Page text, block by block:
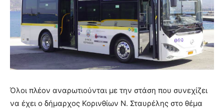
Όλοι πλέον αναρωτιούνται με την στάση που συνεχίζει
να έχει ο δήμαρχος Κορινθίων Ν. Σταυρέλης στο θέμα